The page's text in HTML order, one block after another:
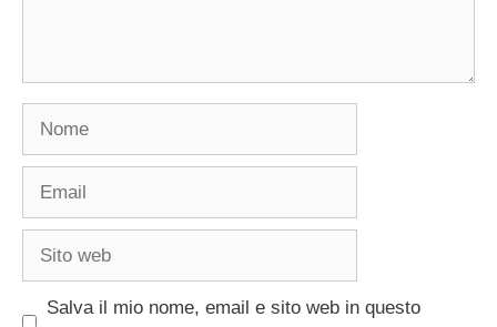
Salva il mio nome, email e sito web in questo